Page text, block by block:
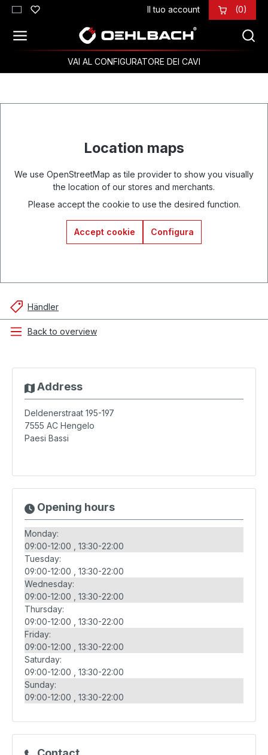
Passa al contenuto principale Il tuo account (0)
VAI AL CONFIGURATORE DEI CAVI
Location maps
We use OpenStreetMap as tile provider to show you visually
the location of our stores and merchants.
Please accept the cookie to use the desired function.
Accept cookie Configura
Händler
Back to overview
Address
Deldenerstraat 195-197
7555 AC Hengelo
Paesi Bassi
Opening hours
Monday:
09:00-12:00
13:30-22:00
Tuesday:
09:00-12:00
13:30-22:00
Wednesday:
09:00-12:00
13:30-22:00
Thursday:
09:00-12:00
13:30-22:00
Friday:
09:00-12:00
13:30-22:00
Saturday:
09:00-12:00
13:30-22:00
Sunday:
09:00-12:00
13:30-22:00